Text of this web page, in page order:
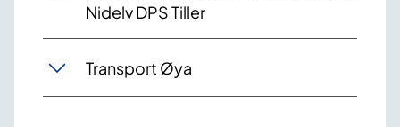
Nidelv DPS Tiller
Transport Øya